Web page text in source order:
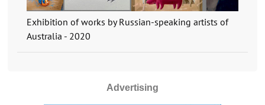
Exhibition of works by Russian-speaking artists of
Australia - 2020
Advertising